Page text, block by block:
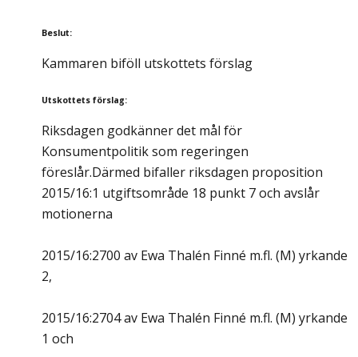
Beslut:
Kammaren biföll utskottets förslag
Utskottets förslag:
Riksdagen godkänner det mål för
Konsumentpolitik som regeringen
föreslår.Därmed bifaller riksdagen proposition
2015/16:1 utgiftsområde 18 punkt 7 och avslår
motionerna
2015/16:2700 av Ewa Thalén Finné m.fl. (M) yrkande
2,
2015/16:2704 av Ewa Thalén Finné m.fl. (M) yrkande
1 och